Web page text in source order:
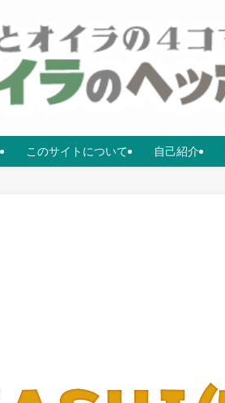
このサイトについて 自己紹介